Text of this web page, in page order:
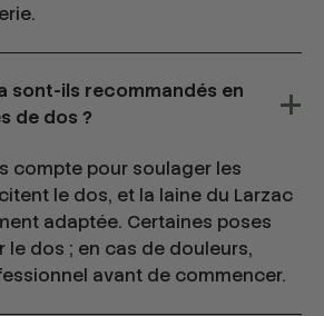
sont-ils recommandés en
de dos ?
compte pour soulager les
le dos, et la laine du Larzac
adaptée. Certaines poses
le dos ; en cas de douleurs,
avant de commencer.